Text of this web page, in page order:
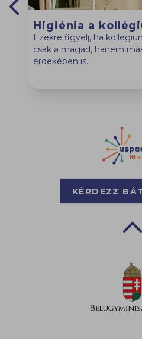
Higiénia a
Ezekre figyelj, ha
csak a magad, hanem
érdekében is.
Previous slide
KÉRDEZZ